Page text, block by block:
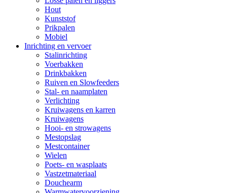
Hout
Kunststof
Prikpalen
Mobiel
Inrichting en vervoer
Stalinrichting
Voerbakken
Drinkbakken
Ruiven en Slowfeeders
Stal- en naamplaten
Verlichting
Kruiwagens en karren
Kruiwagens
Hooi- en strowagens
Mestopslag
Mestcontainer
Wielen
Poets- en wasplaats
Vastzetmateriaal
Douchearm